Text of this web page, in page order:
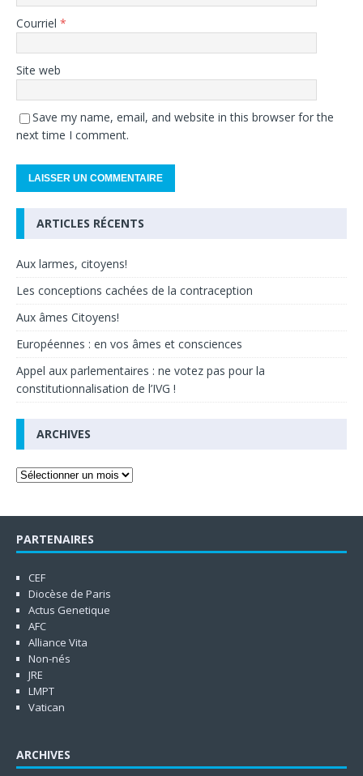
Courriel *
Site web
Save my name, email, and website in this browser for the
next time I comment.
ARTICLES RÉCENTS
Aux larmes, citoyens!
Les conceptions cachées de la contraception
Aux âmes Citoyens!
Européennes : en vos âmes et consciences
Appel aux parlementaires : ne votez pas pour la
constitutionnalisation de l’IVG !
ARCHIVES
PARTENAIRES
CEF
Diocèse de Paris
Actus Genetique
AFC
Alliance Vita
Non-nés
JRE
LMPT
Vatican
ARCHIVES